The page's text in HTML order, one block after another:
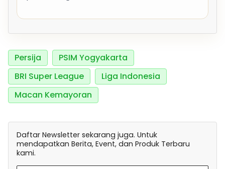
Persija
PSIM Yogyakarta
BRI Super League
Liga Indonesia
Macan Kemayoran
Daftar Newsletter sekarang juga. Untuk
mendapatkan Berita, Event, dan Produk Terbaru
kami.